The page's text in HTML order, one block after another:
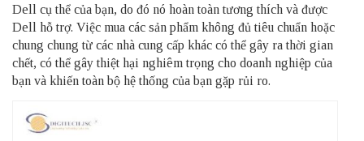
Dell cụ thể của bạn, do đó nó hoàn toàn tương thích và được
Dell hỗ trợ. Việc mua các sản phẩm không đủ tiêu chuẩn hoặc
chung chung từ các nhà cung cấp khác có thể gây ra thời gian
chết, có thể gây thiệt hại nghiêm trọng cho doanh nghiệp của
bạn và khiến toàn bộ hệ thống của bạn gặp rủi ro.